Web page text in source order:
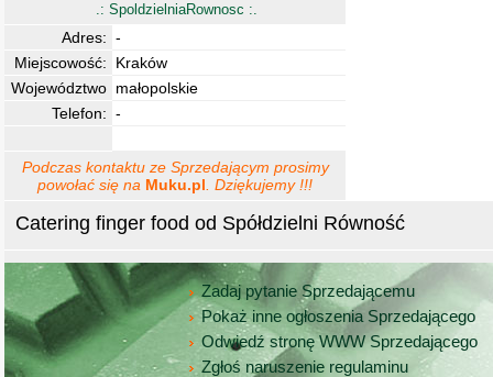
Catering finger food od Spółdzielni Równość
Zadaj pytanie Sprzedającemu
Pokaż inne ogłoszenia Sprzedającego
Odwiedź stronę WWW Sprzedającego
Zgłoś naruszenie regulaminu
.: SpoldzielniaRownosc :.
Adres: -
Miejscowość:
Kraków
Województwo małopolskie
Telefon: -
Podczas kontaktu ze Sprzedającym prosimy
powołać się na Muku.pl . Dziękujemy !!!